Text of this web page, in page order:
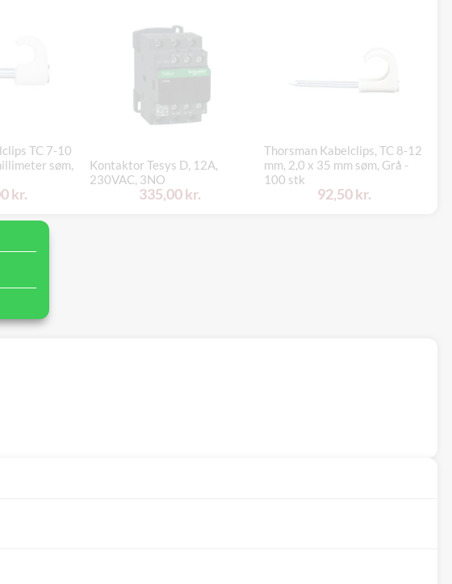
TC 7-10
søm,
kr.
Kontaktor Tesys D, 12A,
230VAC, 3NO
335,00 kr.
Thorsman Kabelclips, TC 8-12
mm, 2,0 x 35 mm søm, Grå -
100 stk
92,50 kr.